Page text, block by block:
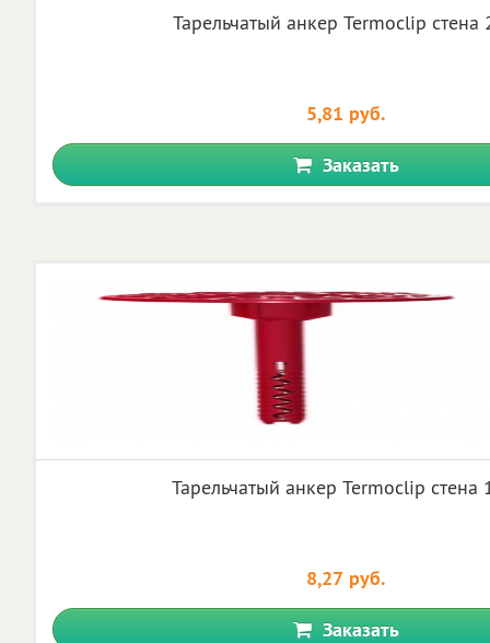
Тарельчатый анкер Termoclip стена
5,81 руб.
Заказать
Тарельчатый анкер Termoclip стена
8,27 руб.
Заказать